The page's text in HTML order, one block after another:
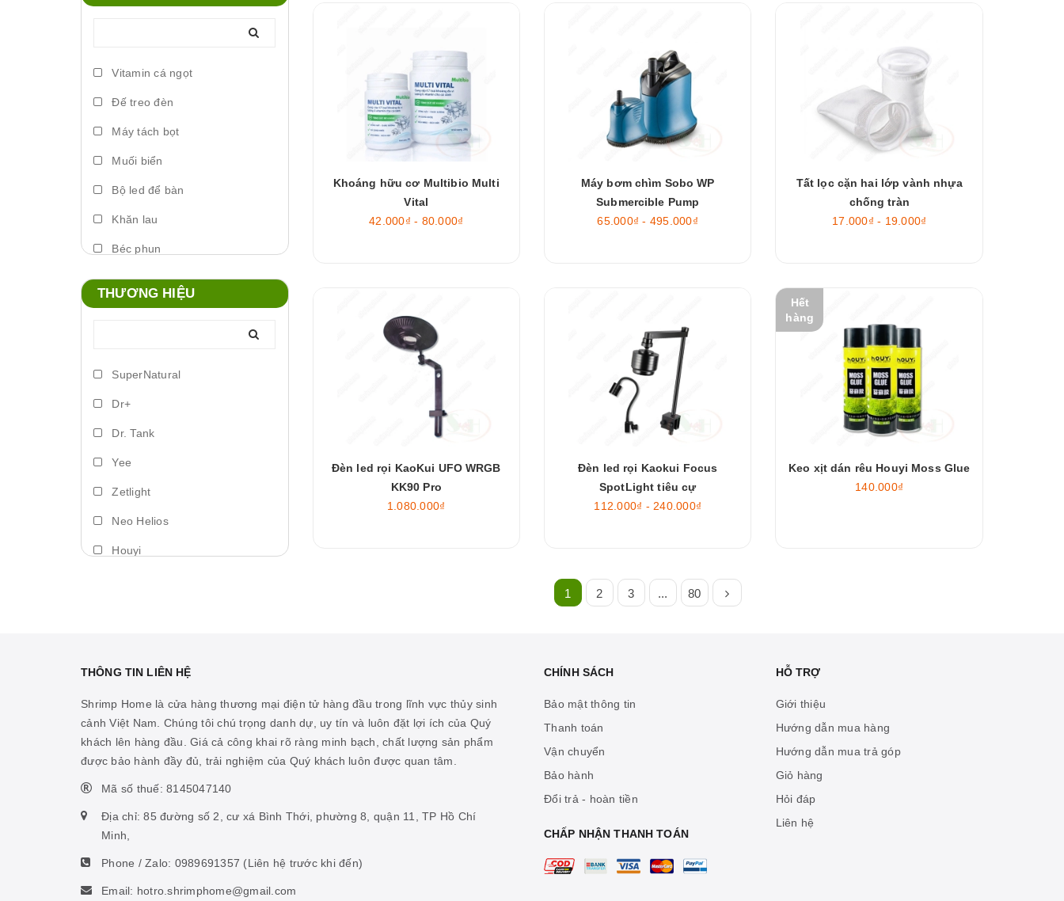
Khoáng hữu cơ Multibio Multi
Vital
42.000₫ - 80.000₫
Máy bơm chìm Sobo WP
Submercible Pump
65.000₫ - 495.000₫
Tất lọc cặn hai lớp vành nhựa
chống tràn
17.000₫ - 19.000₫
Đèn led rọi KaoKui UFO WRGB
KK90 Pro
1.080.000₫
Đèn led rọi Kaokui Focus
SpotLight tiêu cự
112.000₫ - 240.000₫
Hết
hàng
Keo xịt dán rêu Houyi Moss Glue
140.000₫
1 2 3 ... 80
Vitamin cá ngọt
Đế treo đèn
Máy tách bọt
Muối biển
Bộ led để bàn
Khăn lau
Béc phun
Máy phun sương
Foam xịt
Vitamin cá biển
Hỗ trợ ao hồ
Nhíp
Phụ kiện ấp artemia
Hỗ trợ tiêu hóa
THƯƠNG HIỆU
SuperNatural
Dr+
Dr. Tank
Yee
Zetlight
Neo Helios
Houyi
Dymax
Cibi
KZJ
Mius
KW zone
Coloer
THÔNG TIN LIÊN HỆ
Shrimp Home là cửa hàng thương mại điện tử hàng đầu trong lĩnh vực thủy sinh
cảnh Việt Nam. Chúng tôi chú trọng danh dự, uy tín và luôn đặt lợi ích của Quý
khách lên hàng đầu. Giá cả công khai rõ ràng minh bạch, chất lượng sản phẩm
được bảo hành đầy đủ, trải nghiệm của Quý khách luôn được quan tâm.
Mã số thuế: 8145047140
Địa chỉ: 85 đường số 2, cư xá Bình Thới, phường 8, quận 11, TP Hồ Chí
Minh,
Phone / Zalo: 0989691357 (Liên hệ trước khi đến)
Email: hotro.shrimphome@gmail.com
CHÍNH SÁCH
Bảo mật thông tin
Thanh toán
Vận chuyển
Bảo hành
Đổi trả - hoàn tiền
CHẤP NHẬN THANH TOÁN
HỖ TRỢ
Giới thiệu
Hướng dẫn mua hàng
Hướng dẫn mua trả góp
Giỏ hàng
Hỏi đáp
Liên hệ